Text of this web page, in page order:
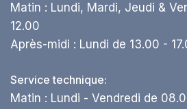
Matin : Lundi, Mardi, Jeudi &
12.00
Après-midi : Lundi de 13.00 -
Service technique:
Matin : Lundi - Vendredi de